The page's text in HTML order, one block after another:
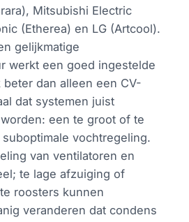
Mitsubishi Electric
(Etherea) en LG (Artcool).
gelijkmatige
werkt een goed ingestelde
beter dan alleen een CV-
dat systemen juist
een te groot of te
vochtregeling.
van ventilatoren en
te lage afzuiging of
roosters kunnen
veranderen dat condens